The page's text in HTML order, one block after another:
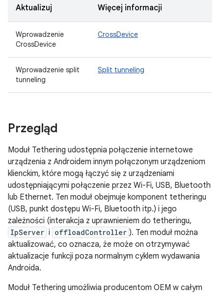
Aktualizuj Więcej informacji
Wprowadzenie
CrossDevice
CrossDevice
Wprowadzenie split
tunneling
Split tunneling
Przegląd
Moduł Tethering udostępnia połączenie internetowe
urządzenia z Androidem innym połączonym urządzeniom
klienckim, które mogą łączyć się z urządzeniami
udostępniającymi połączenie przez Wi-Fi, USB, Bluetooth
lub Ethernet. Ten moduł obejmuje komponent tetheringu
(USB, punkt dostępu Wi-Fi, Bluetooth itp.) i jego
zależności (interakcja z uprawnieniem do tetheringu,
IpServer i offloadController ). Ten moduł można
aktualizować, co oznacza, że może on otrzymywać
aktualizacje funkcji poza normalnym cyklem wydawania
Androida.
Moduł Tethering umożliwia producentom OEM w całym